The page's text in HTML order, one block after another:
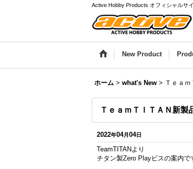
Active Hobby Products オフィシャルサ
New Product
ホーム > what's New > Ｔｅａ
ＴｅａｍＴＩＴＡＮ新製
2022年04月04日
TeamTITANより
チタン製Zero Playビスの案内で